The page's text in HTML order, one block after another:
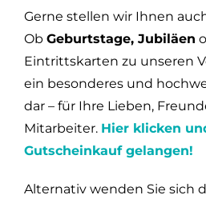
Gerne stellen wir Ihnen
Ob Geburtstage, Jubiläen
Eintrittskarten zu unseren
ein besonderes und
dar – für Ihre Lieben,
Mitarbeiter. Hier klicken
Gutscheinkauf gelangen!
Alternativ wenden Sie sich